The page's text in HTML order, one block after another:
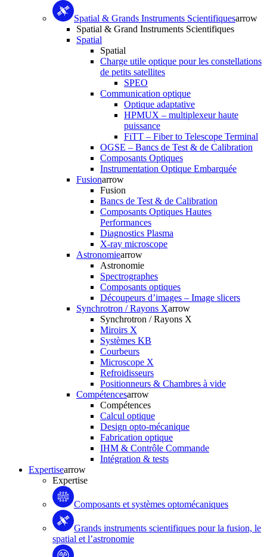
Spatial & Grands Instruments Scientifiquesarrow
Spatial & Grand Instruments Scientifiques
Spatial
Spatial
Charge utile optique pour les constellations
de petits satellites
SPEO
Communication optique
Optique adaptative
HPMUX – multiplexeur haute
puissance
FiTT – Fiber to Telescope Terminal
OGSE – Bancs de Test & de Calibration
Composants Optiques
Instrumentation Optique Embarquée
Fusionarrow
Fusion
Bancs de Test & de Calibration
Composants Optiques Hautes
Performances
Diagnostics Plasma
X-ray microscope
Astronomiearrow
Astronomie
Spectrographes
Composants optiques
Découpeurs d’images – Image slicers
Synchrotron / Rayons Xarrow
Synchrotron / Rayons X
Miroirs X
Systèmes KB
Courbeurs
Microscope X
Refroidisseurs
Positionneurs & Chambres à vide
Compétencesarrow
Compétences
Calcul optique
Design opto-mécanique
Fabrication optique
IHM & Contrôle Commande
Intégration & tests
Expertisearrow
Expertise
Composants et systèmes optomécaniques
Grands instruments scientifiques pour la fusion, le
spatial et l’astronomie